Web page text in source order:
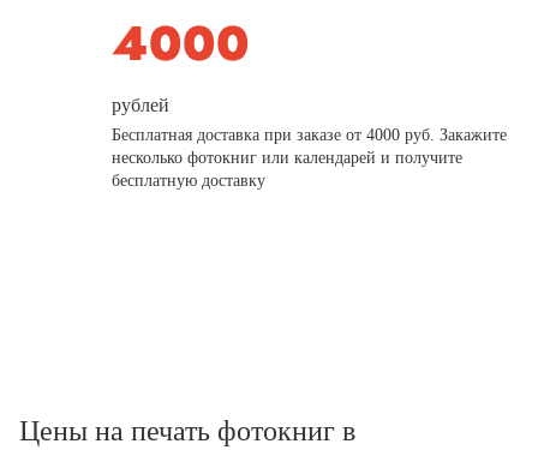
рублей
Бесплатная доставка при заказе от 4000 руб. Закажите
несколько фотокниг или календарей и получите
бесплатную доставку
Цены на печать фотокниг в